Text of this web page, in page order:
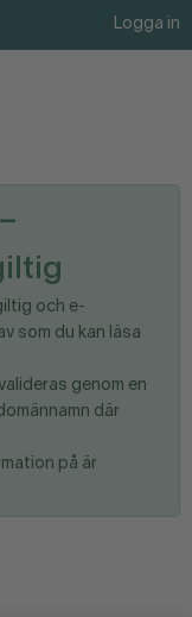
Logga in
och e-
som du kan läsa
genom en
där
på är